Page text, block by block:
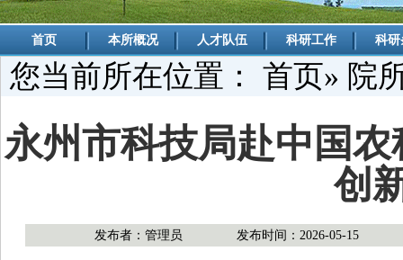
首页 本所概况 人才队伍 科研工作 科
您当前所在位置： 首页» 院
永州市科技局赴中国
创
发布者：管理员 发布时间：2026-05-15